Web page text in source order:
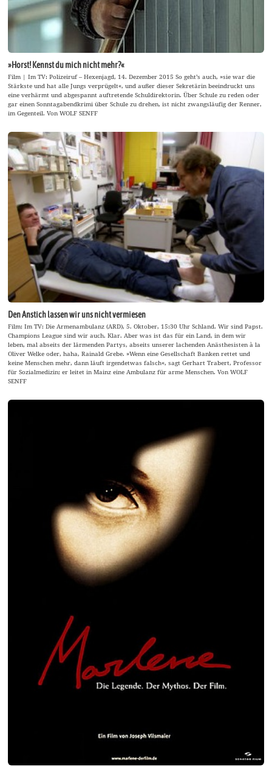
»Horst! Kennst du mich nicht mehr?«
Film | Im TV: Polizeiruf – Hexenjagd, 14. Dezember 2015 So geht’s auch, »sie war die
Stärkste und hat alle Jungs verprügelt«, und außer dieser Sekretärin beeindruckt uns
eine verhärmt und abgespannt auftretende Schuldirektorin. Über Schule zu reden oder
gar einen Sonntagabendkrimi über Schule zu drehen, ist nicht zwangsläufig der Renner,
im Gegenteil. Von WOLF SENFF
Den Anstich lassen wir uns nicht vermiesen
Film: Im TV: Die Armenambulanz (ARD), 5. Oktober, 15:30 Uhr Schland. Wir sind Papst.
Champions League sind wir auch. Klar. Aber was ist das für ein Land, in dem wir
leben, mal abseits der lärmenden Partys, abseits unserer lachenden Anästhesisten à la
Oliver Welke oder, haha, Rainald Grebe. »Wenn eine Gesellschaft Banken rettet und
keine Menschen mehr, dann läuft irgendetwas falsch«, sagt Gerhart Trabert, Professor
für Sozialmedizin; er leitet in Mainz eine Ambulanz für arme Menschen. Von WOLF
SENFF